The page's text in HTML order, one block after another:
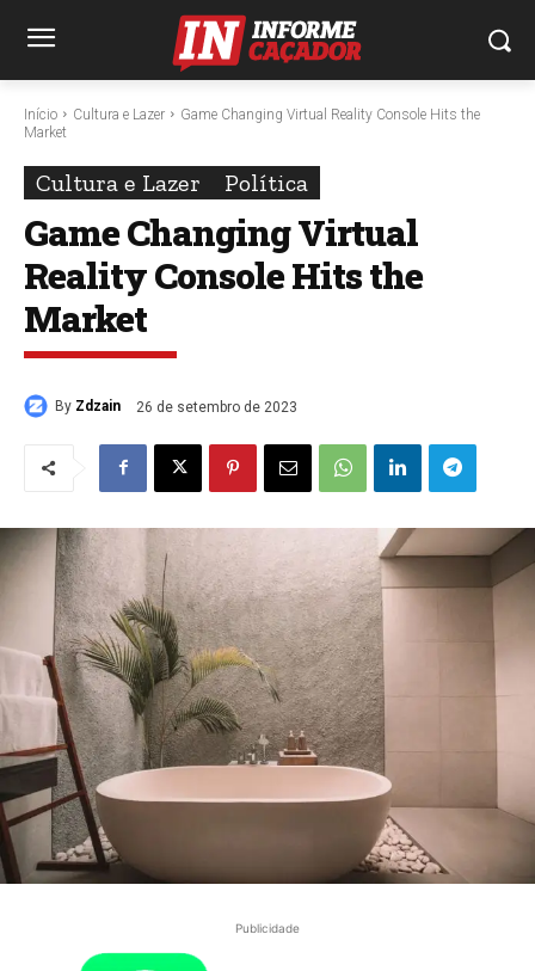
Início Cultura e Lazer
Game Changing Virtual Reality Console Hits the
Market
Cultura e Lazer Política
Game Changing Virtual
Reality Console Hits the
Market
By Zdzain 26 de setembro de 2023
Publicidade